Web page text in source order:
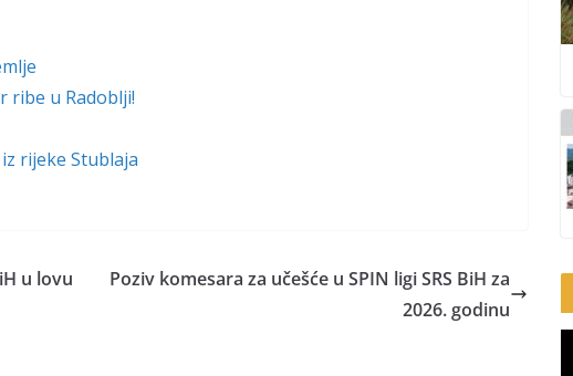
ribe u Radoblji!
rijeke Stublaja
u lovu
Poziv komesara za učešće u SPIN ligi SRS BiH za
2026. godinu